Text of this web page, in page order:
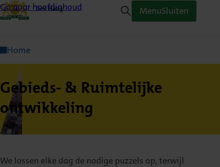
Ga naar hoofdinhoud MenuSluiten
Home
Gebieds- & Ruimtelijke
ontwikkeling
We lossen elke dag de nodige puzzels op, terwijl